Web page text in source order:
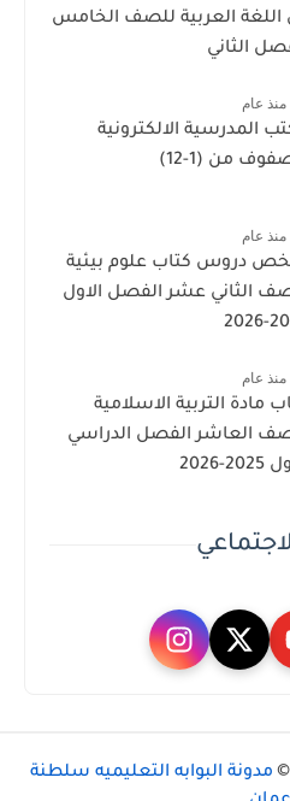
اللغة العربية للصف الخامس
الثاني
منذ عام
المدرسية الالكترونية
من (1-12)
منذ عام
دروس كتاب علوم بيئية
الثاني عشر الفصل الاول
منذ عام
مادة التربية الاسلامية
العاشر الفصل الدراسي
2026
مدونة البوابه التعليميه سلطنة